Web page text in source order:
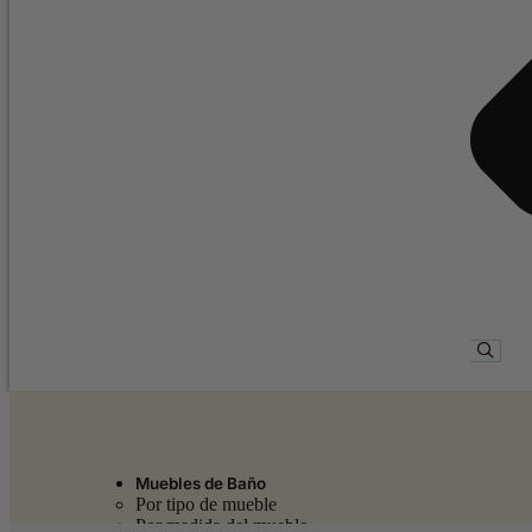
Muebles de Baño
Por tipo de mueble
Por medida del mueble